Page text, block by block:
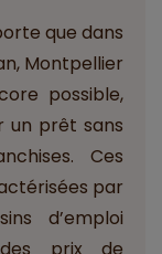
que dans
Montpellier
possible,
un prêt sans
Ces
par
d’emploi